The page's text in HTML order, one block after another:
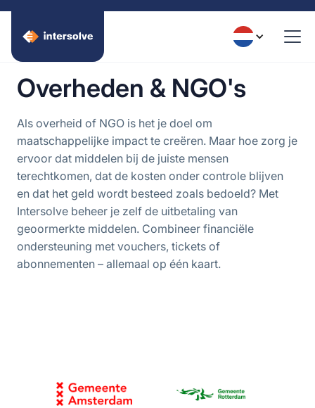
Overheden & NGO's
Als overheid of NGO is het je doel om
maatschappelijke impact te creëren. Maar hoe zorg je
ervoor dat middelen bij de juiste mensen
terechtkomen, dat de kosten onder controle blijven
en dat het geld wordt besteed zoals bedoeld? Met
Intersolve beheer je zelf de uitbetaling van
geoormerkte middelen. Combineer financiële
ondersteuning met vouchers, tickets of
abonnementen – allemaal op één kaart.